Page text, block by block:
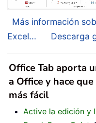
Más información
Excel...
Descarga
Office Tab aporta
a Office y hace
más fácil
Active la edición y